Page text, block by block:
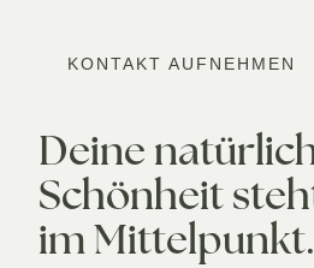
KONTAKT AUFNEHMEN
Deine
Schönheit
im Mittelpunkt.